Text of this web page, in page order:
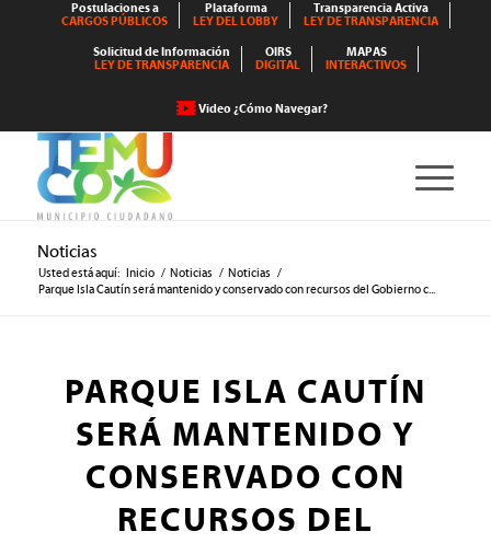
Postulaciones a
CARGOS PÚBLICOS
Plataforma
LEY DEL LOBBY
Transparencia Activa
LEY DE TRANSPARENCIA
Solicitud de Información
LEY DE TRANSPARENCIA
OIRS
DIGITAL
MAPAS
INTERACTIVOS
Video ¿Cómo Navegar?
Noticias
Usted está aquí: Inicio / Noticias / Noticias /
Parque Isla Cautín será mantenido y conservado con recursos del Gobierno c...
PARQUE ISLA CAUTÍN
SERÁ MANTENIDO Y
CONSERVADO CON
RECURSOS DEL